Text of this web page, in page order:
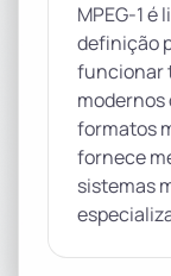
MPEG-1
definição
funcionar
modernos
formatos
fornece
sistemas